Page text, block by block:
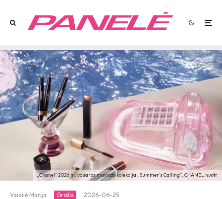
„Chanel“ 2026 m. vasaros makiažo kolekcija „Summer‘s Calling“, CHANEL nuotr.
Vaidilė Marija · Grožis · 2026-06-25